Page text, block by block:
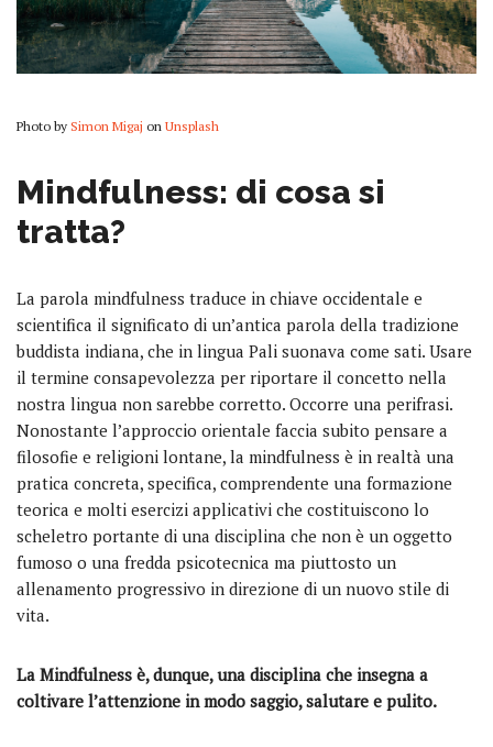
Photo by Simon Migaj on Unsplash
Mindfulness: di cosa si
tratta?
La parola mindfulness traduce in chiave occidentale e
scientifica il significato di un’antica parola della tradizione
buddista indiana, che in lingua Pali suonava come sati. Usare
il termine consapevolezza per riportare il concetto nella
nostra lingua non sarebbe corretto. Occorre una perifrasi.
Nonostante l’approccio orientale faccia subito pensare a
filosofie e religioni lontane, la mindfulness è in realtà una
pratica concreta, specifica, comprendente una formazione
teorica e molti esercizi applicativi che costituiscono lo
scheletro portante di una disciplina che non è un oggetto
fumoso o una fredda psicotecnica ma piuttosto un
allenamento progressivo in direzione di un nuovo stile di
vita.
La Mindfulness è, dunque, una disciplina che insegna a
coltivare l’attenzione in modo saggio, salutare e pulito.